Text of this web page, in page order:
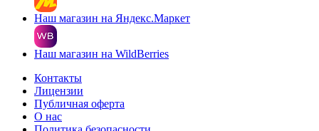
Наш магазин на Яндекс.Маркет
Наш магазин на WildBerries
Контакты
Лицензии
Публичная оферта
О нас